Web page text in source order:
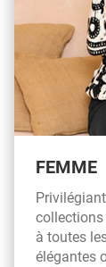
FEMME
collections
à toutes
élégantes